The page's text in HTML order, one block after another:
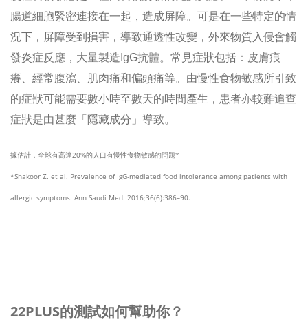
腸道細胞緊密連接在一起，造成屏障。可是在一些特定的情
況下，屏障受到損害，導致通透性改變，外來物質入侵會觸
發炎症反應，大量製造IgG抗體。常見症狀包括：皮膚痕
癢、經常腹瀉、肌肉痛和偏頭痛等。由慢性食物敏感所引致
的症狀可能需要數小時至數天的時間產生，患者亦較難追查
症狀是由甚麼「隱藏成分」導致。
據估計，全球有高達20%的人口有慢性食物敏感的問題*
*Shakoor Z. et al. Prevalence of IgG-mediated food intolerance among patients with
allergic symptoms. Ann Saudi Med. 2016;36(6):386–90.
22PLUS的測試如何幫助你？